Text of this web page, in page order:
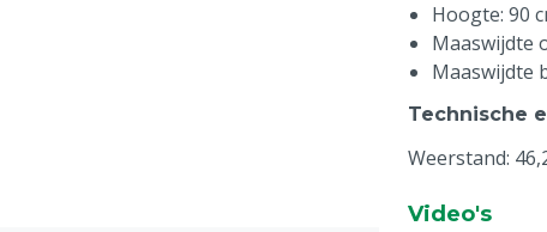
Hoogte: 90
Maaswijdte
Maaswijdte
Technische
Weerstand:
Video's